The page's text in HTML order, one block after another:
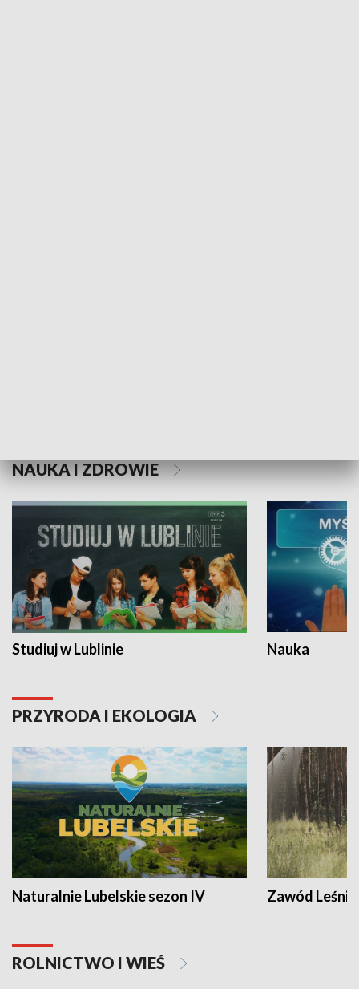
NAUKA I ZDROWIE
Studiuj w Lublinie Nauka
PRZYRODA I EKOLOGIA
Naturalnie Lubelskie sezon IV Zawód Leśnik
ROLNICTWO I WIEŚ